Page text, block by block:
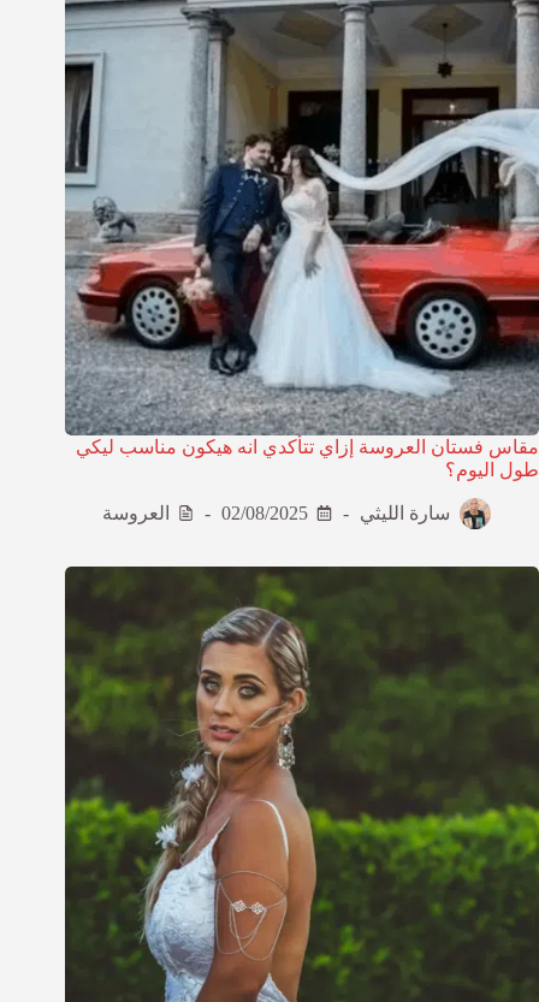
مقاس فستان العروسة إزاي تتأكدي انه هيكون مناسب ليكي
طول اليوم؟
سارة الليثي 02/08/2025 العروسة